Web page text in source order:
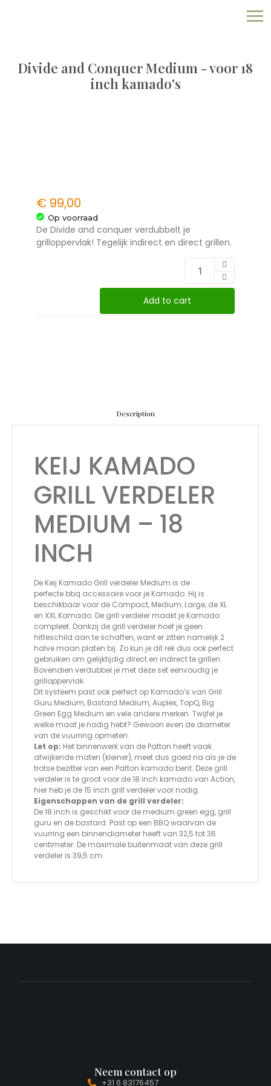
Divide and Conquer Medium - voor 18
inch kamado's
€ 99,00
Op voorraad
De Divide and conquer verdubbelt je
grilloppervlak! Tegelijk indirect en direct grillen.
Add to cart
Description
KEIJ KAMADO
GRILL VERDELER
MEDIUM – 18
INCH
De Keij Kamado Grill verdeler Medium is de
perfecte bbq accessoire voor je Kamado. Hij is
beschikbaar voor de Compact, Medium, Large, de XL
en XXL Kamado. De grill verdeler maakt je Kamado
compleet. Dankzij de grill verdeler hoef je geen
hitteschild aan te schaffen, want er zitten namelijk 2
halve maan platen bij. Zo kun je dit rek dus ook perfect
gebruiken om gelijktijdig direct en indirect te grillen.
Bovendien verdubbel je met deze set eenvoudig je
grilloppervlak.
Dit systeem past ook perfect op Kamado’s van Grill
Guru Medium, Bastard Medium, Auplex, TopQ, Big
Green Egg Medium en vele andere merken. Twijfel je
welke maat je nodig hebt? Gewoon even de diameter
van de vuurring opmeten.
Let op: Het binnenwerk van de Patton heeft vaak
afwijkende maten (kleiner), meet dus goed na als je de
trotse bezitter van een Patton kamado bent. Deze grill
verdeler is te groot voor de 18 inch kamado van Action,
hier heb je de 15 inch grill verdeler voor nodig.
Eigenschappen van de grill verdeler:
De 18 inch is geschikt voor de medium green egg, grill
guru en de bastard. Past op een BBQ waarvan de
vuurring een binnendiameter heeft van 32,5 tot 36
centimeter. De maximale buitenmaat van deze grill
verdeler is 39,5 cm.
Neem contact op
+31 6 83176457